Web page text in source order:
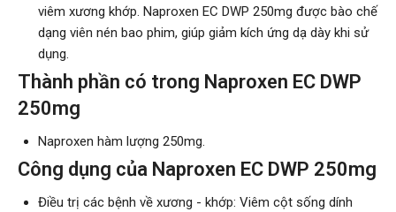
viêm xương khớp. Naproxen EC DWP 250mg được bào chế
dạng viên nén bao phim, giúp giảm kích ứng dạ dày khi sử
dụng.
Thành phần có trong Naproxen EC DWP
250mg
Naproxen hàm lượng 250mg.
Công dụng của Naproxen EC DWP 250mg
Điều trị các bệnh về xương - khớp: Viêm cột sống dính